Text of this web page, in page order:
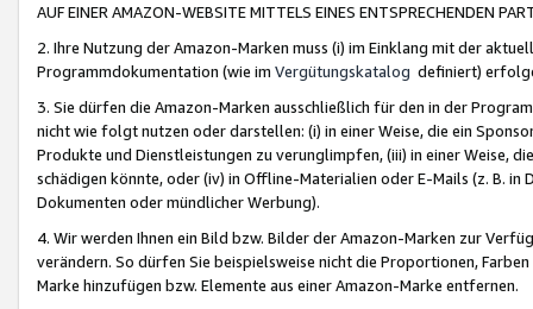
AUF EINER AMAZON-WEBSITE MITTELS EINES ENTSPRECHENDEN
2. Ihre Nutzung der Amazon-Marken muss (i) im Einklang mit der
Programmdokumentation (wie im Vergütungskatalog definiert)
3. Sie dürfen die Amazon-Marken ausschließlich für den in der
nicht wie folgt nutzen oder darstellen: (i) in einer Weise, die ein
Produkte und Dienstleistungen zu verunglimpfen, (iii) in einer Weise,
schädigen könnte, oder (iv) in Offline-Materialien oder E-Mails (z. B. in
Dokumenten oder mündlicher Werbung).
4. Wir werden Ihnen ein Bild bzw. Bilder der Amazon-Marken zur
verändern. So dürfen Sie beispielsweise nicht die Proportionen,
Marke hinzufügen bzw. Elemente aus einer Amazon-Marke entfernen.